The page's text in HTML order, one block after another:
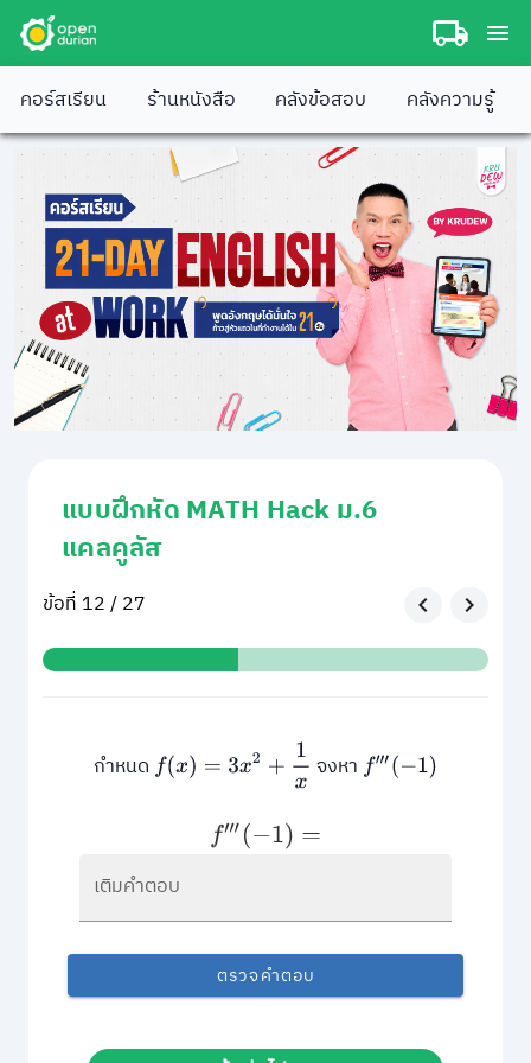
คอร์สเรียน ร้านหนังสือ คลังข้อสอบ คลังความรู้
แบบฝึกหัด MATH Hack ม.6
แคลคูลัส
ข้อที่ 12 / 27
กำหนด f(x)=3 x2 +1x จงหา f‴(−1)
f‴(−1)=
เติมคำตอบ
ตรวจคำตอบ